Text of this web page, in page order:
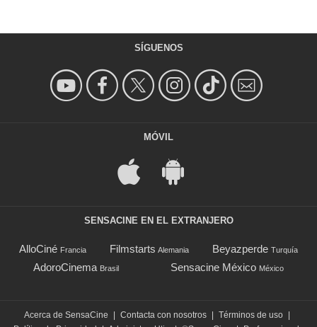
SÍGUENOS
MÓVIL
SENSACINE EN EL EXTRANJERO
AlloCiné Francia Filmstarts Alemania Beyazperde Turquía
AdoroCinema Brasil Sensacine México México
Acerca de SensaCine | Contacta con nosotros | Términos de uso |